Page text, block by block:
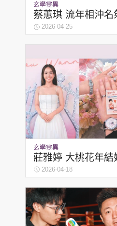
玄學靈異
蔡蕙琪 流年相沖名
2026-04-25
玄學靈異
莊雅婷 大桃花年結
玲2026-04-18